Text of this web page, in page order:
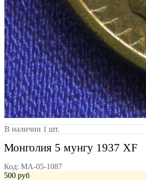
В наличии 1 шт.
Монголия 5 мунгу 1937 XF
Код: MA-05-1087
500 руб